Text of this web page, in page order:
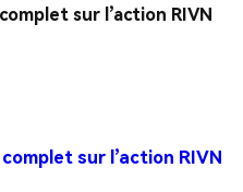
sur l’action RIVN
sur l’action RIVN